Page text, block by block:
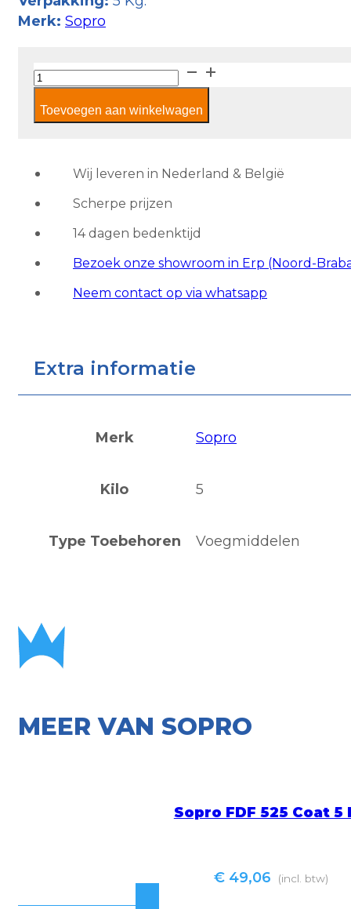
Merk: Sopro
Sopro
Parelvoeg
WD
wit
aantal
Toevoegen aan winkelwagen
Wij leveren in Nederland & België
Scherpe prijzen
14 dagen bedenktijd
Bezoek onze showroom in Erp (Noord-
Neem contact op via whatsapp
Extra informatie
Merk Sopro
Kilo 5
Type Toebehoren Voegmiddelen
MEER VAN SOPRO
Sopro FDF 525 Coat 5
€49,06 (incl. btw)